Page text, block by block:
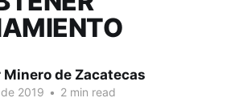
de Zacatecas
2019 • 2 min read